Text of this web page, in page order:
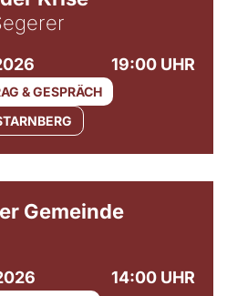
19:00 UHR
& GESPRÄCH
Gemeinde
14:00 UHR